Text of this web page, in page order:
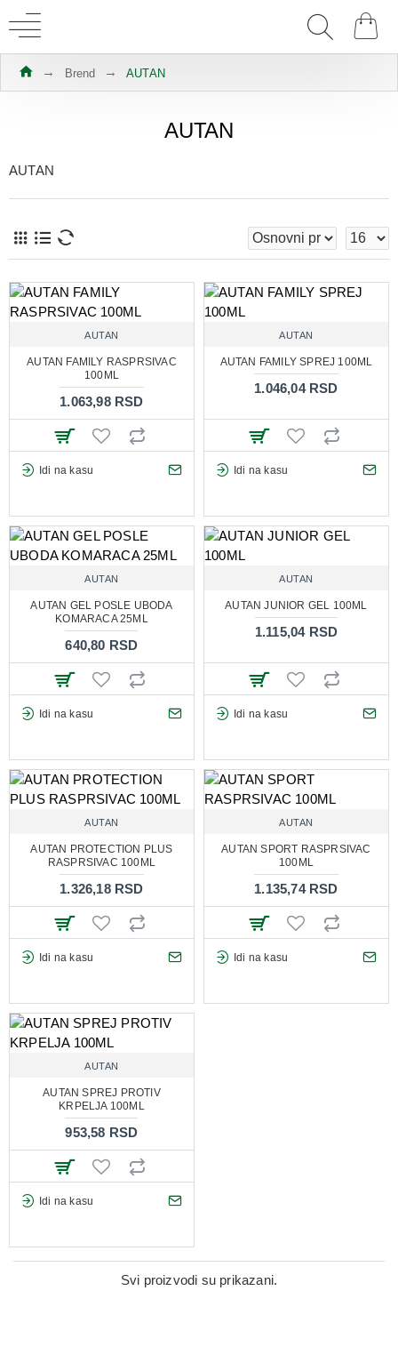
Brend AUTAN
AUTAN
AUTAN
AUTAN
AUTAN FAMILY RASPRSIVAC
100ML
1.063,98 RSD
Idi na kasu
AUTAN
AUTAN FAMILY SPREJ 100ML
1.046,04 RSD
Idi na kasu
AUTAN
AUTAN GEL POSLE UBODA
KOMARACA 25ML
640,80 RSD
Idi na kasu
AUTAN
AUTAN JUNIOR GEL 100ML
1.115,04 RSD
Idi na kasu
AUTAN
AUTAN PROTECTION PLUS
RASPRSIVAC 100ML
1.326,18 RSD
Idi na kasu
AUTAN
AUTAN SPORT RASPRSIVAC
100ML
1.135,74 RSD
Idi na kasu
AUTAN
AUTAN SPREJ PROTIV
KRPELJA 100ML
953,58 RSD
Idi na kasu
Svi proizvodi su prikazani.